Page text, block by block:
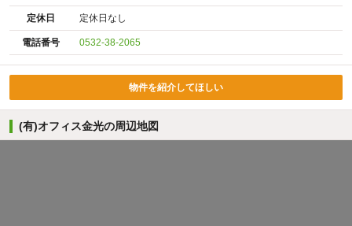
定休日 定休日なし
電話番号 0532-38-2065
物件を紹介してほしい
(有)オフィス金光の周辺地図